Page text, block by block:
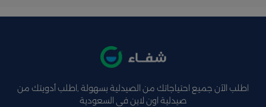
اطلب الآن جميع احتياجاتك من الصيدلية بسهولة ,اطلب أدويتك من
صيدلية اون لاين فى السعودية